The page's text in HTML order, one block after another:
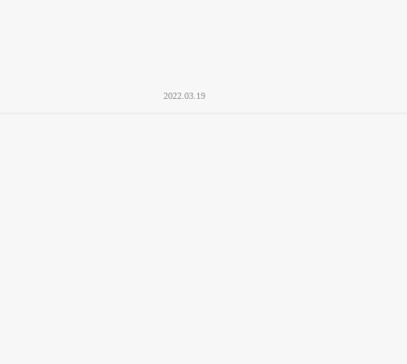
2022.03.19